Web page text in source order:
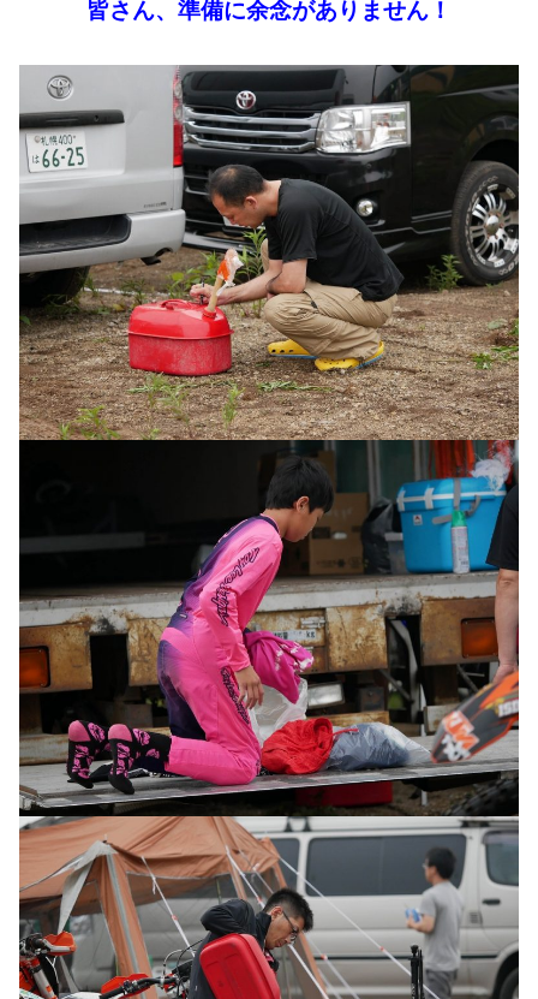
皆さん、準備に余念がありません！